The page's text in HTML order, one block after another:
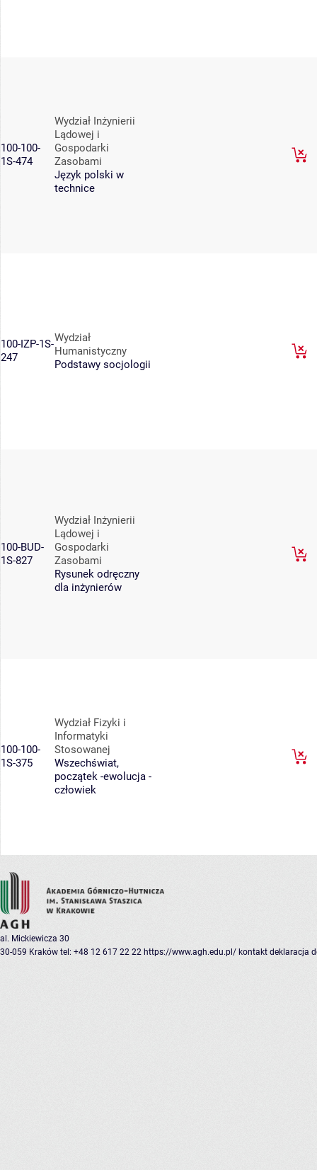
100-100-
1S-474
Wydział Inżynierii
Lądowej i
Gospodarki
Zasobami
Język polski w
technice
100-IZP-1S-
247
Wydział
Humanistyczny
Podstawy socjologii
100-BUD-
1S-827
Wydział Inżynierii
Lądowej i
Gospodarki
Zasobami
Rysunek odręczny
dla inżynierów
100-100-
1S-375
Wydział Fizyki i
Informatyki
Stosowanej
Wszechświat,
początek -ewolucja -
człowiek
al. Mickiewicza 30
30-059 Kraków tel: +48 12 617 22 22 https://www.agh.edu.pl/ kontakt deklaracja